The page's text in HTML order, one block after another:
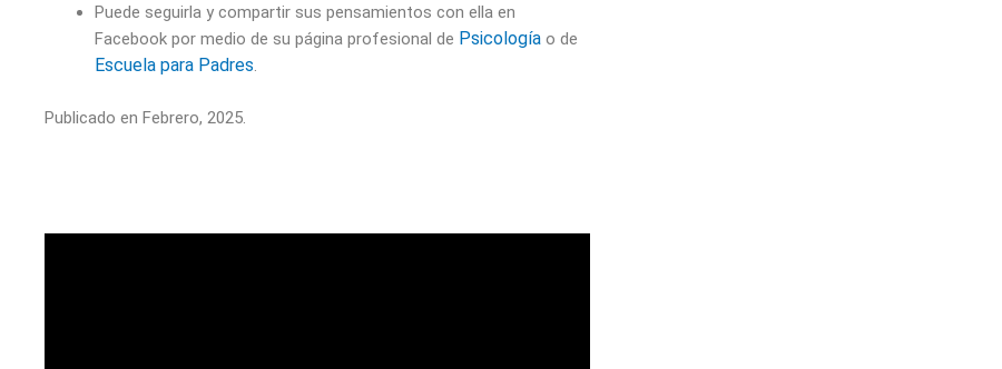
Puede seguirla y compartir sus pensamientos con ella en
Facebook por medio de su página profesional de Psicología o de
Escuela para Padres.
Publicado en Febrero, 2025.